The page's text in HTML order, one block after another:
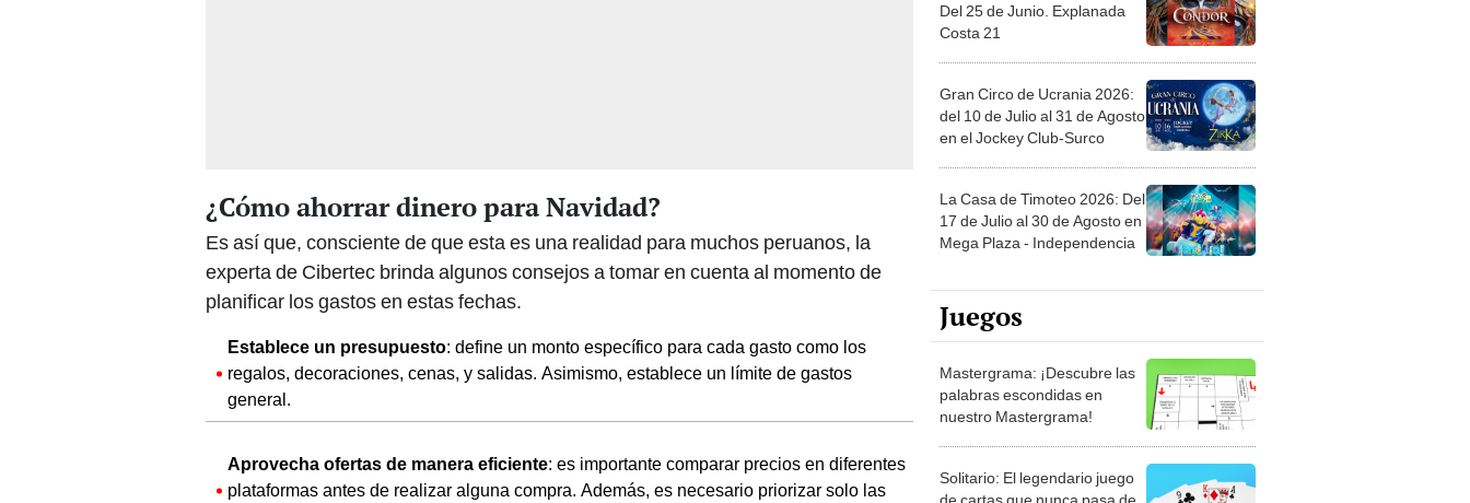
¿Cómo ahorrar dinero para Navidad?
Es así que, consciente de que esta es una realidad para muchos peruanos, la
experta de Cibertec brinda algunos consejos a tomar en cuenta al momento de
planificar los gastos en estas fechas.
Establece un presupuesto: define un monto específico para cada gasto como los
regalos, decoraciones, cenas, y salidas. Asimismo, establece un límite de gastos
general.
Aprovecha ofertas de manera eficiente: es importante comparar precios en diferentes
plataformas antes de realizar alguna compra. Además, es necesario priorizar solo las
Del 25 de Junio. Explanada
Costa 21
Gran Circo de Ucrania 2026:
del 10 de Julio al 31 de Agosto
en el Jockey Club-Surco
La Casa de Timoteo 2026: Del
17 de Julio al 30 de Agosto en
Mega Plaza - Independencia
Juegos
Mastergrama: ¡Descubre las
palabras escondidas en
nuestro Mastergrama!
Solitario: El legendario juego
de cartas que nunca pasa de